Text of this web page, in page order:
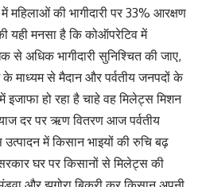
महिलाओं की भागीदारी पर 33% आरक्षण
यही मनसा है कि कोऑपरेटिव में
से अधिक भागीदारी सुनिश्चित की जाए,
के माध्यम से मैदान और पर्वतीय जनपदों के
हो रहा है चाहे वह मिलेट्स मिशन
दर पर ऋण वितरण आज पर्वतीय
में किसान भाइयों की रुचि बढ़
घर पर किसानों से मिलेट्स की